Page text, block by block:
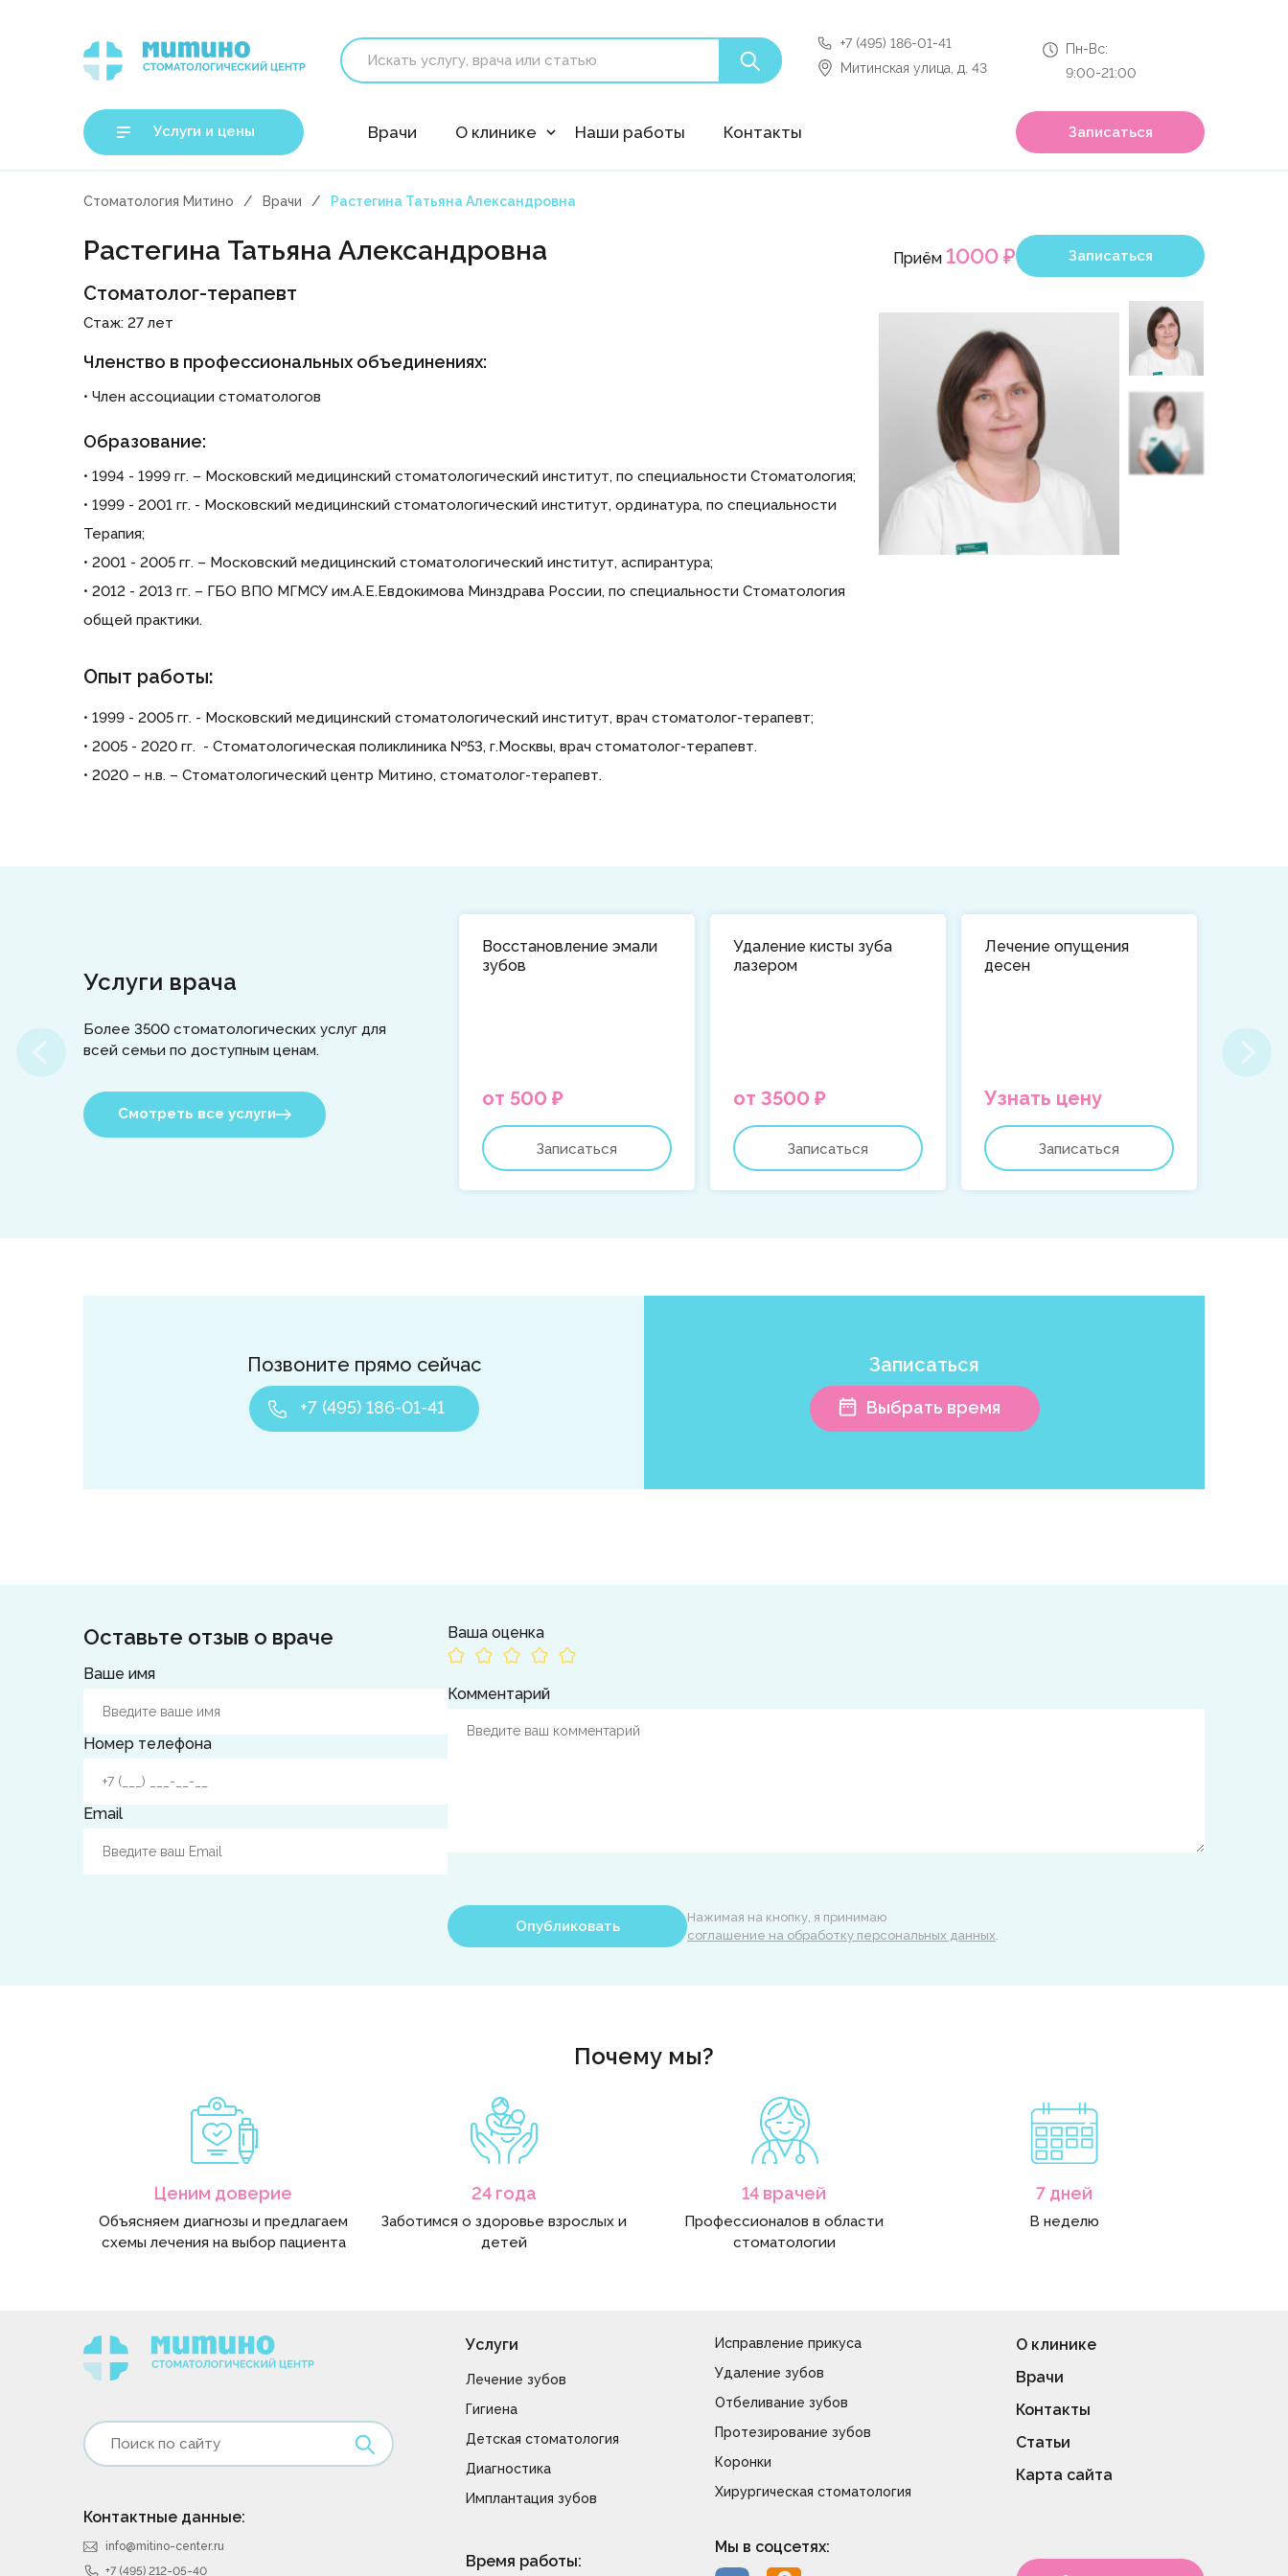
'polyclin:shedule.record' is not a component
+7 (495) 186-01-41
Митинская улица, д. 43
Пн-Вс:
9:00-21:00
Услуги и цены Врачи О клинике Наши работы Контакты Записаться
Стоматология Митино Врачи Растегина Татьяна Александровна
Приём 1000 ₽ Записаться
Растегина Татьяна Александровна
Стоматолог-терапевт
Стаж: 27 лет
Членство в профессиональных объединениях:
• Член ассоциации стоматологов
Образование:
• 1994 - 1999 гг. – Московский медицинский стоматологический институт, по специальности Стоматология;
• 1999 - 2001 гг. - Московский медицинский стоматологический институт, ординатура, по специальности
Терапия;
• 2001 - 2005 гг. – Московский медицинский стоматологический институт, аспирантура;
• 2012 - 2013 гг. – ГБО ВПО МГМСУ им.А.Е.Евдокимова Минздрава России, по специальности Стоматология
общей практики.
Опыт работы:
• 1999 - 2005 гг. - Московский медицинский стоматологический институт, врач стоматолог-терапевт;
• 2005 - 2020 гг. - Стоматологическая поликлиника №53, г.Москвы, врач стоматолог-терапевт.
• 2020 – н.в. – Стоматологический центр Митино, стоматолог-терапевт.
Услуги врача
Более 3500 стоматологических услуг для
всей семьи по доступным ценам.
Смотреть все услуги
Восстановление эмали
зубов
от 500 ₽
Записаться
Удаление кисты зуба
лазером
от 3500 ₽
Записаться
Лечение опущения
десен
Узнать цену
Записаться
Позвоните прямо сейчас
+7 (495) 186-01-41
Записаться
Выбрать время
Оставьте отзыв о враче
Ваше имя
Номер телефона
Email
Ваша оценка
Комментарий
Опубликовать
Нажимая на кнопку, я принимаю
соглашение на обработку персональных данных.
Почему мы?
Ценим доверие
Объясняем диагнозы и предлагаем
схемы лечения на выбор пациента
24 года
Заботимся о здоровье взрослых и
детей
14 врачей
Профессионалов в области
стоматологии
7 дней
В неделю
Контактные данные:
info@mitino-center.ru
+7 (495) 212-05-40
Услуги
Лечение зубов
Гигиена
Детская стоматология
Диагностика
Имплантация зубов
Время работы:
Исправление прикуса
Удаление зубов
Отбеливание зубов
Протезирование зубов
Коронки
Хирургическая стоматология
Мы в соцсетях:
О клинике
Врачи
Контакты
Статьи
Карта сайта